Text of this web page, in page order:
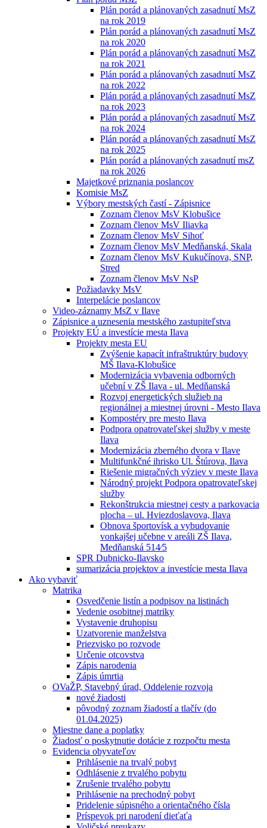
Plán porád a plánovaných zasadnutí MsZ
na rok 2019
Plán porád a plánovaných zasadnutí MsZ
na rok 2020
Plán porád a plánovaných zasadnutí MsZ
na rok 2021
Plán porád a plánovaných zasadnutí MsZ
na rok 2022
Plán porád a plánovaných zasadnutí MsZ
na rok 2023
Plán porád a plánovaných zasadnutí MsZ
na rok 2024
Plán porád a plánovaných zasadnutí MsZ
na rok 2025
Plán porád a plánovaných zasadnutí msZ
na rok 2026
Majetkové priznania poslancov
Komisie MsZ
Výbory mestských častí - Zápisnice
Zoznam členov MsV Klobušice
Zoznam členov MsV Iliavka
Zoznam členov MsV Sihoť
Zoznam členov MsV Medňanská, Skala
Zoznam členov MsV Kukučínova, SNP,
Stred
Zoznam členov MsV NsP
Požiadavky MsV
Interpelácie poslancov
Video-záznamy MsZ v Ilave
Zápisnice a uznesenia mestského zastupiteľstva
Projekty EÚ a investície mesta Ilava
Projekty mesta EU
Zvýšenie kapacít infraštruktúry budovy
MŠ Ilava-Klobušice
Modernizácia vybavenia odborných
učební v ZŠ Ilava - ul. Medňanská
Rozvoj energetických služieb na
regionálnej a miestnej úrovni - Mesto Ilava
Kompostéry pre mesto Ilava
Podpora opatrovateľskej služby v meste
Ilava
Modernizácia zberného dvora v Ilave
Multifunkčné ihrisko Ul. Štúrova, Ilava
Riešenie migračných výziev v meste Ilava
Národný projekt Podpora opatrovateľskej
služby
Rekonštrukcia miestnej cesty a parkovacia
plocha – ul. Hviezdoslavova, Ilava
Obnova športovísk a vybudovanie
vonkajšej učebne v areáli ZŠ Ilava,
Medňanská 514⁄5
SPR Dubnicko-Ilavsko
sumarizácia projektov a investície mesta Ilava
Ako vybaviť
Matrika
Osvedčenie listín a podpisov na listinách
Vedenie osobitnej matriky
Vystavenie druhopisu
Uzatvorenie manželstva
Priezvisko po rozvode
Určenie otcovstva
Zápis narodenia
Zápis úmrtia
OVaŽP, Stavebný úrad, Oddelenie rozvoja
nové žiadosti
pôvodný zoznam žiadostí a tlačív (do
01.04.2025)
Miestne dane a poplatky
Žiadosť o poskytnutie dotácie z rozpočtu mesta
Evidencia obyvateľov
Prihlásenie na trvalý pobyt
Odhlásenie z trvalého pobytu
Zrušenie trvalého pobytu
Prihlásenie na prechodný pobyt
Pridelenie súpisného a orientačného čísla
Príspevok pri narodení dieťaťa